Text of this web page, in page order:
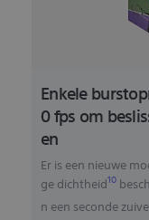
Enkele
0 fps om
en
Er is een nieuwe
ge dichtheid10
n een seconde